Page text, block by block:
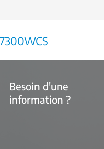
Besoin d'une
information ?